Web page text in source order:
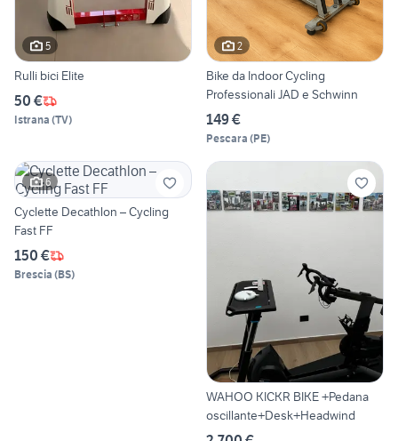
5
Rulli bici Elite
50 €
Istrana (TV)
2
Bike da Indoor Cycling
Professionali JAD e Schwinn
149 €
Pescara (PE)
6
Cyclette Decathlon – Cycling
Fast FF
150 €
Brescia (BS)
WAHOO KICKR BIKE +Pedana
oscillante+Desk+Headwind